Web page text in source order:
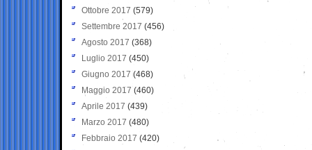
Ottobre 2017 (579)
Settembre 2017 (456)
Agosto 2017 (368)
Luglio 2017 (450)
Giugno 2017 (468)
Maggio 2017 (460)
Aprile 2017 (439)
Marzo 2017 (480)
Febbraio 2017 (420)